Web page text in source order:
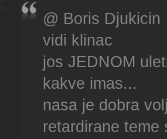
@ Boris Djukicin
vidi klinac
jos JEDNOM
kakve imas...
nasa je dobra
retardirane teme